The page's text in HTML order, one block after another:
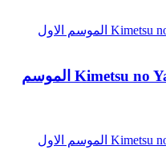
انمي قاتل الشياطين Kimetsu no Yaiba الموسم